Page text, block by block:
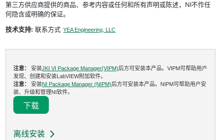
第三方供应商提供的商品、参考内容或任何和所有声明或陈述，NI不作任
何隐含或明确的保证。
技术支持: 联系方式 YEA Engineering, LLC
注意：安装JKI VI Package Manager(VIPM)后方可安装本产品。VIPM可帮助用户
发现、创建和安装LabVIEW附加软件。
注意：安装NI Package Manager (NIPM)后方可安装本产品。NIPM可帮助用户安
装、升级和管理NI软件。
下载
离线安装